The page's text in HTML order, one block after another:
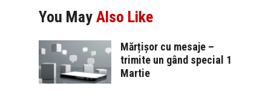
You May Also Like
Mărțișor cu mesaje –
trimite un gând special 1
Martie